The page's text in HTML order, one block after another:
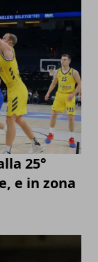
25°
e in zona